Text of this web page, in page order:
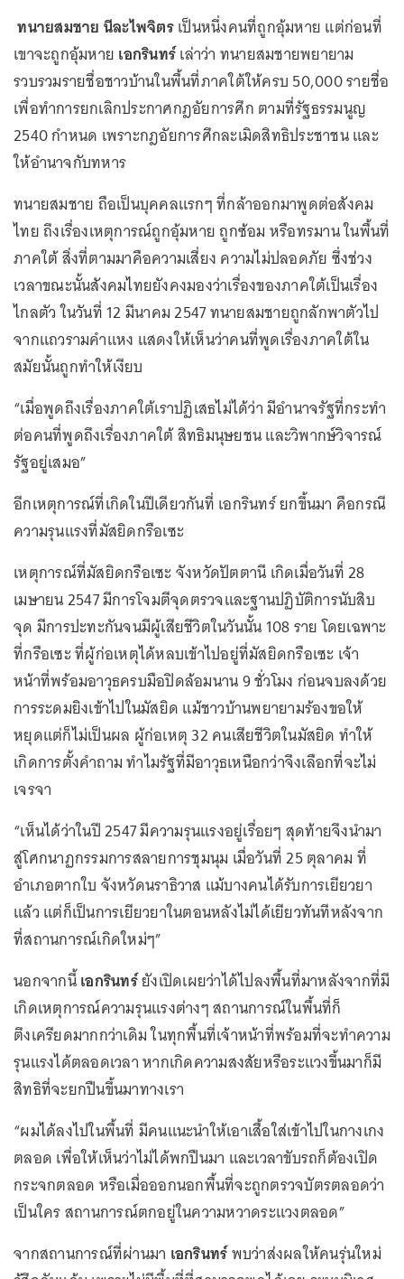
ทนายสมชาย นีละไพจิตรเป็นหนึ่งคนที่ถูกอุ้มหาย แต่ก่อนที่
เขาจะถูกอุ้มหาย เอกรินทร์เล่าว่า ทนายสมชายพยายาม
รวบรวมรายชื่อชาวบ้านในพื้นที่ภาคใต้ให้ครบ 50,000 รายชื่อ
เพื่อทำการยกเลิกประกาศกฎอัยการศึก ตามที่รัฐธรรมนูญ
2540 กำหนด เพราะกฎอัยการศึกละเมิดสิทธิประชาชน และ
ให้อำนาจกับทหาร
ทนายสมชาย ถือเป็นบุคคลแรกๆ ที่กล้าออกมาพูดต่อสังคม
ไทย ถึงเรื่องเหตุการณ์ถูกอุ้มหาย ถูกซ้อม หรือทรมาน ในพื้นที่
ภาคใต้ สิ่งที่ตามมาคือความเสี่ยง ความไม่ปลอดภัย ซึ่งช่วง
เวลาขณะนั้นสังคมไทยยังคงมองว่าเรื่องของภาคใต้เป็นเรื่อง
ไกลตัว ในวันที่ 12 มีนาคม 2547 ทนายสมชายถูกลักพาตัวไป
จากแถวรามคำแหง แสดงให้เห็นว่าคนที่พูดเรื่องภาคใต้ใน
สมัยนั้นถูกทำให้เงียบ
“เมื่อพูดถึงเรื่องภาคใต้เราปฏิเสธไม่ได้ว่า มีอำนาจรัฐที่กระทำ
ต่อคนที่พูดถึงเรื่องภาคใต้ สิทธิมนุษยชน และวิพากษ์วิจารณ์
รัฐอยู่เสมอ”
อีกเหตุการณ์ที่เกิดในปีเดียวกันที่ เอกรินทร์ ยกขึ้นมา คือกรณี
ความรุนแรงที่มัสยิดกรือเซะ
เหตุการณ์ที่มัสยิดกรือเซะ จังหวัดปัตตานี เกิดเมื่อวันที่ 28
เมษายน 2547 มีการโจมตีจุดตรวจและฐานปฏิบัติการนับสิบ
จุด มีการปะทะกันจนมีผู้เสียชีวิตในวันนั้น 108 ราย โดยเฉพาะ
ที่กรือเซะ ที่ผู้ก่อเหตุได้หลบเข้าไปอยู่ที่มัสยิดกรือเซะ เจ้า
หน้าที่พร้อมอาวุธครบมือปิดล้อมนาน 9 ชั่วโมง ก่อนจบลงด้วย
การระดมยิงเข้าไปในมัสยิด แม้ชาวบ้านพยายามร้องขอให้
หยุดแต่ก็ไม่เป็นผล ผู้ก่อเหตุ 32 คนเสียชีวิตในมัสยิด ทำให้
เกิดการตั้งคำถาม ทำไมรัฐที่มีอาวุธเหนือกว่าจึงเลือกที่จะไม่
เจรจา
“เห็นได้ว่าในปี 2547 มีความรุนแรงอยู่เรื่อยๆ สุดท้ายจึงนำมา
สู่โศกนาฏกรรมการสลายการชุมนุม เมื่อวันที่ 25 ตุลาคม ที่
อำเภอตากใบ จังหวัดนราธิวาส แม้บางคนได้รับการเยียวยา
แล้ว แต่ก็เป็นการเยียวยาในตอนหลังไม่ได้เยียวทันทีหลังจาก
ที่สถานการณ์เกิดใหม่ๆ”
นอกจากนี้เอกรินทร์ยังเปิดเผยว่าได้ไปลงพื้นที่มาหลังจากที่มี
เกิดเหตุการณ์ความรุนแรงต่างๆ สถานการณ์ในพื้นที่ก็
ตึงเครียดมากกว่าเดิม ในทุกพื้นที่เจ้าหน้าที่พร้อมที่จะทำความ
รุนแรงได้ตลอดเวลา หากเกิดความสงสัยหรือระแวงขึ้นมาก็มี
สิทธิที่จะยกปืนขึ้นมาทางเรา
“ผมได้ลงไปในพื้นที่ มีคนแนะนำให้เอาเสื้อใส่เข้าไปในกางเกง
ตลอด เพื่อให้เห็นว่าไม่ได้พกปืนมา และเวลาขับรถก็ต้องเปิด
กระจกตลอด หรือเมื่อออกนอกพื้นที่จะถูกตรวจบัตรตลอดว่า
เป็นใคร สถานการณ์ตกอยู่ในความหวาดระแวงตลอด”
จากสถานการณ์ที่ผ่านมา เอกรินทร์พบว่าส่งผลให้คนรุ่นใหม่